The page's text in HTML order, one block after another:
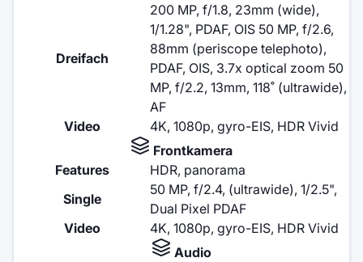
Dreifach
200 MP, f/1.8, 23mm (wide),
1/1.28", PDAF, OIS 50 MP, f/2.6,
88mm (periscope telephoto),
PDAF, OIS, 3.7x optical zoom 50
MP, f/2.2, 13mm, 118˚ (ultrawide),
AF
Video
4K, 1080p, gyro-EIS, HDR Vivid
Frontkamera
Features
HDR, panorama
Single
50 MP, f/2.4, (ultrawide), 1/2.5",
Dual Pixel PDAF
Video
4K, 1080p, gyro-EIS, HDR Vivid
Audio